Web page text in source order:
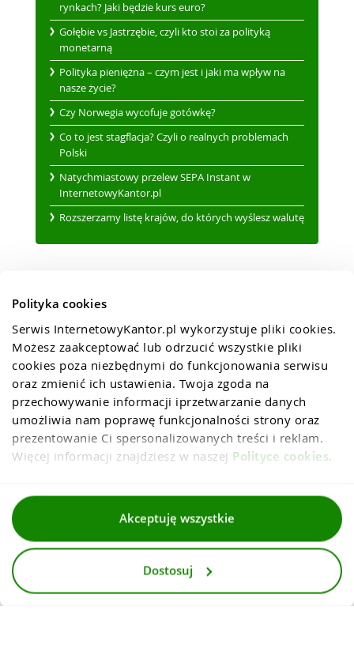
Polityka cookies
Serwis InternetowyKantor.pl wykorzystuje pliki cookies.
Możesz zaakceptować lub odrzucić wszystkie pliki
cookies poza niezbędnymi do funkcjonowania serwisu
oraz zmienić ich ustawienia. Twoja zgoda na
przechowywanie informacji iprzetwarzanie danych
umożliwia nam poprawę funkcjonalności strony oraz
prezentowanie Ci spersonalizowanych treści i reklam.
Więcej informacji znajdziesz w naszej Polityce cookies.
Akceptuję wszystkie
Dostosuj
rynkach? Jaki będzie kurs euro?
Gołębie vs Jastrzębie, czyli kto stoi za polityką
monetarną
Polityka pieniężna – czym jest i jaki ma wpływ na
nasze życie?
Czy Norwegia wycofuje gotówkę?
Co to jest stagflacja? Czyli o realnych problemach
Polski
Natychmiastowy przelew SEPA Instant w
InternetowyKantor.pl
Rozszerzamy listę krajów, do których wyślesz walutę
Regulaminy
Dla mediów